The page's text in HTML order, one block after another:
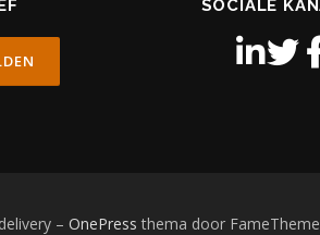
SOCIALE
– OnePress thema door